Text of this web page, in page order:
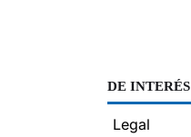
DE INTERÉS
Legal